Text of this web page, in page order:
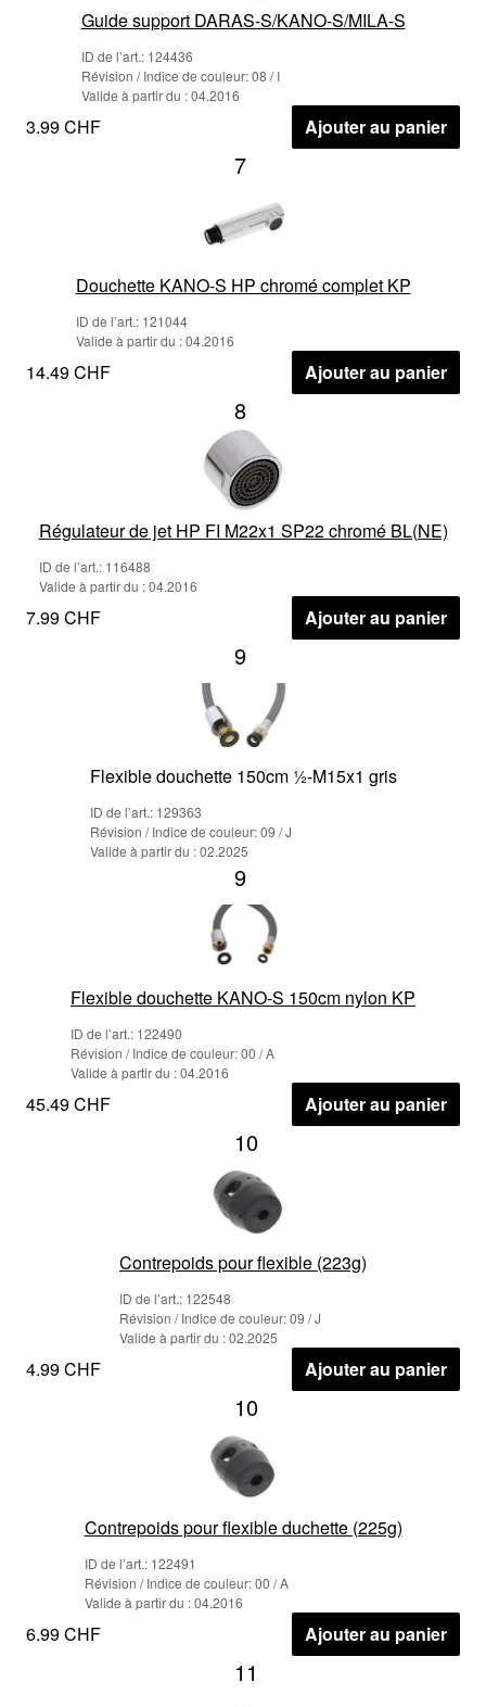
Guide support DARAS-S/KANO-S/MILA-S
ID de l’art.: 124436
Révision / Indice de couleur: 08 / I
Valide à partir du : 04.2016
3.99 CHF Ajouter au panier
7
Douchette KANO-S HP chromé complet KP
ID de l’art.: 121044
Valide à partir du : 04.2016
14.49 CHF Ajouter au panier
8
Régulateur de jet HP FI M22x1 SP22 chromé BL(NE)
ID de l’art.: 116488
Valide à partir du : 04.2016
7.99 CHF Ajouter au panier
9
Flexible douchette 150cm ½-M15x1 gris
ID de l’art.: 129363
Révision / Indice de couleur: 09 / J
Valide à partir du : 02.2025
9
Flexible douchette KANO-S 150cm nylon KP
ID de l’art.: 122490
Révision / Indice de couleur: 00 / A
Valide à partir du : 04.2016
45.49 CHF Ajouter au panier
10
Contrepoids pour flexible (223g)
ID de l’art.: 122548
Révision / Indice de couleur: 09 / J
Valide à partir du : 02.2025
4.99 CHF Ajouter au panier
10
Contrepoids pour flexible duchette (225g)
ID de l’art.: 122491
Révision / Indice de couleur: 00 / A
Valide à partir du : 04.2016
6.99 CHF Ajouter au panier
11